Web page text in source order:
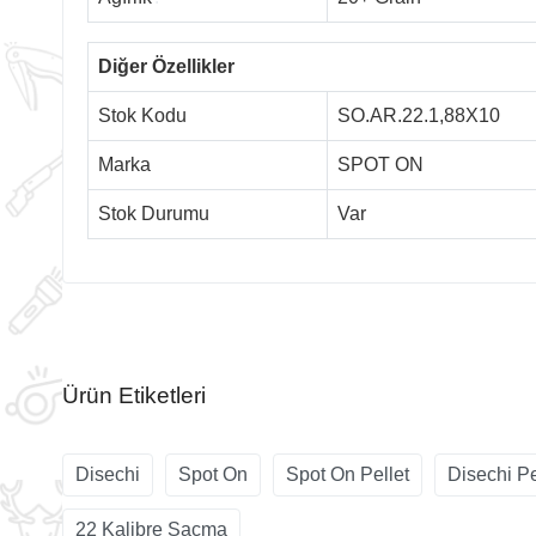
Diğer Özellikler
Stok Kodu SO.AR.22.1,88X10
Marka SPOT ON
Stok Durumu Var
Ürün Etiketleri
Disechi Spot On Spot On Pellet Disechi
22 Kalibre Saçma